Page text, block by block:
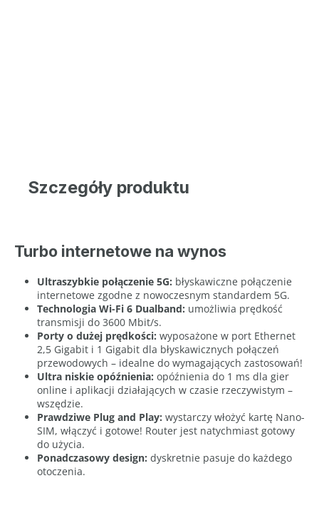
Szczegóły produktu
Turbo internetowe na wynos
Ultraszybkie połączenie 5G: błyskawiczne połączenie
internetowe zgodne z nowoczesnym standardem 5G.
Technologia Wi-Fi 6 Dualband: umożliwia prędkość
transmisji do 3600 Mbit/s.
Porty o dużej prędkości: wyposażone w port Ethernet
2,5 Gigabit i 1 Gigabit dla błyskawicznych połączeń
przewodowych – idealne do wymagających zastosowań!
Ultra niskie opóźnienia: opóźnienia do 1 ms dla gier
online i aplikacji działających w czasie rzeczywistym –
wszędzie.
Prawdziwe Plug and Play: wystarczy włożyć kartę Nano-
SIM, włączyć i gotowe! Router jest natychmiast gotowy
do użycia.
Ponadczasowy design: dyskretnie pasuje do każdego
otoczenia.